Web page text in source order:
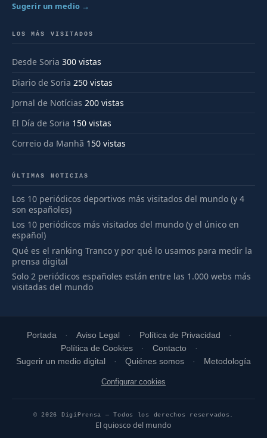
Sugerir un medio →
LOS MÁS VISITADOS
Desde Soria 300 vistas
Diario de Soria 250 vistas
Jornal de Notícias 200 vistas
El Día de Soria 150 vistas
Correio da Manhã 150 vistas
ÚLTIMAS NOTICIAS
Los 10 periódicos deportivos más visitados del mundo (y 4
son españoles)
Los 10 periódicos más visitados del mundo (y el único en
español)
Qué es el ranking Tranco y por qué lo usamos para medir la
prensa digital
Solo 2 periódicos españoles están entre las 1.000 webs más
visitadas del mundo
Portada Aviso Legal
Política de Privacidad
Política de Cookies
Contacto
Sugerir un medio digital
Quiénes somos Metodología
Configurar cookies
© 2026 DigiPrensa — Todos los derechos reservados.
El quiosco del mundo